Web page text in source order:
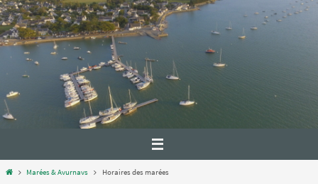
Marées & Avurnavs Horaires des marées